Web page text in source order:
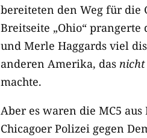
bereiteten den Weg für die
Breitseite „Ohio“
und Merle Haggards viel
anderen Amerika, das nicht
machte.
Aber es waren die MC5
Chicagoer Polizei gegen